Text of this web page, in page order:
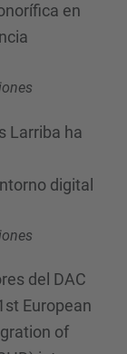
en
Larriba ha
digital
del DAC
European
of